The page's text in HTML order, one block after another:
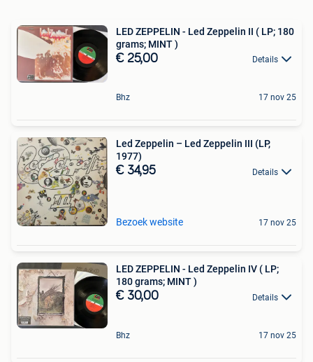
LED ZEPPELIN - Led Zeppelin II ( LP; 180
grams; MINT )
€ 25,00 Details
Bhz 17 nov 25
Led Zeppelin – Led Zeppelin III (LP,
1977)
€ 34,95 Details
Bezoek website 17 nov 25
LED ZEPPELIN - Led Zeppelin IV ( LP;
180 grams; MINT )
€ 30,00 Details
Bhz 17 nov 25